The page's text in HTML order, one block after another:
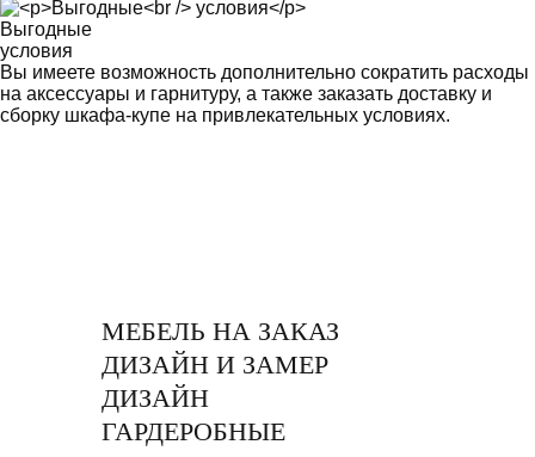
Выгодные
условия
Вы имеете возможность дополнительно сократить расходы
на аксессуары и гарнитуру, а также заказать доставку и
сборку шкафа-купе на привлекательных условиях.
МЕБЕЛЬ НА ЗАКАЗ
ДИЗАЙН И ЗАМЕР
ДИЗАЙН
ГАРДЕРОБНЫЕ